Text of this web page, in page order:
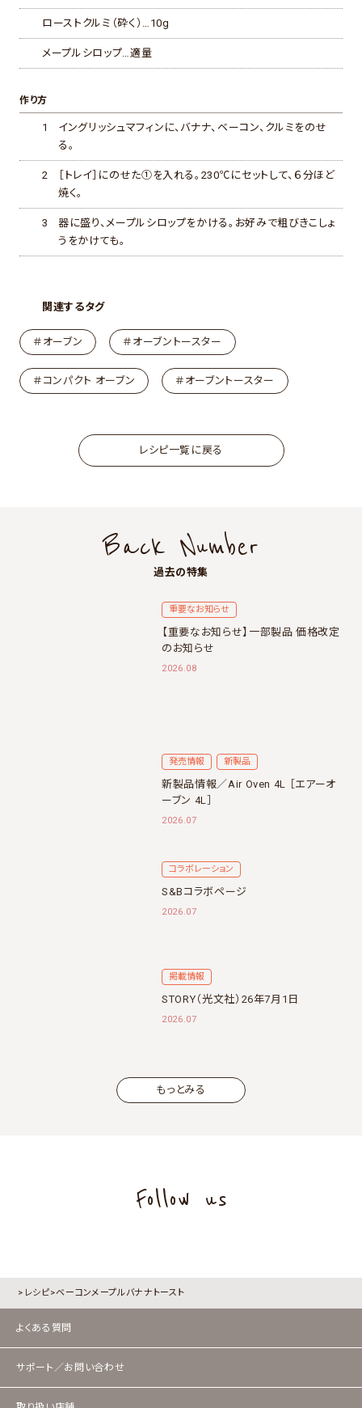
ローストクルミ（砕く）…10g
メープルシロップ…適量
作り方
1
イングリッシュマフィンに、バナナ、ベーコン、クルミをのせ
る。
2
［トレイ］にのせた①を入れる。230℃にセットして、６分ほど
焼く。
3
器に盛り、メープルシロップをかける。お好みで粗びきこしょ
うをかけても。
関連するタグ
＃オーブン ＃オーブントースター
＃コンパクト オーブン ＃オーブントースター
レシピ一覧に戻る
Back Number
過去の特集
重要なお知らせ
【重要なお知らせ】一部製品 価格改定
のお知らせ
2026.08
発売情報 新製品
新製品情報／Air Oven 4L ［エアーオ
ーブン 4L］
2026.07
コラボレーション
S&Bコラボページ
2026.07
掲載情報
STORY（光文社）26年7月1日
2026.07
もっとみる
Follow us
レシピ ベーコンメープルバナナトースト
よくある質問
サポート／お問い合わせ